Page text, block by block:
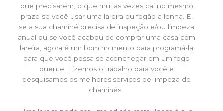
que precisarem, o que muitas vezes cai no mesmo
prazo se você usar uma lareira ou fogão a lenha. E,
se a sua chaminé precisa de inspeção e/ou limpeza
anual ou se você acabou de comprar uma casa com
lareira, agora é um bom momento para programá-la
para que você possa se aconchegar em um fogo
quente. Fizemos o trabalho para você e
pesquisamos os melhores serviços de limpeza de
chaminés.